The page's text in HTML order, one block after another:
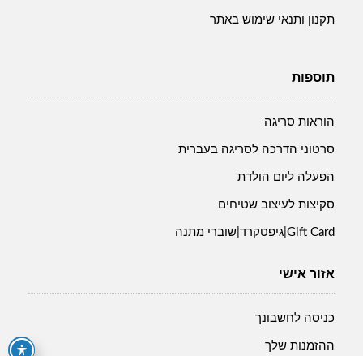
תקנון ותנאי שימוש באתר
תוספות
הוראות סריגה
סרטוני הדרכה לסריגה בעברית
הפעלה ליום הולדת
סקיצות לעיצוב שטיחים
Gift Card|גיפטקרד|שוברי מתנה
אזור אישי
כניסה לחשבונך
ההזמנות שלך